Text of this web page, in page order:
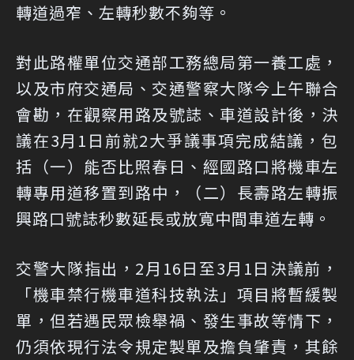
轉道過窄、左轉秒數不夠等。
對此路權單位交通部工務總局第一養工處，
以及市府交通局、交通警察大隊今上午聯合
會勘，在觀察用路及號誌、車道設計後，決
議在3月1日前就2大爭議事項完成結議，包
括（一）能否比照春日、經國路口將機車左
轉專用道移置到路中，（二）長壽路左轉振
興路口號誌秒數延長或放寬中間車道左轉。
交警大隊指出，2月16日至3月1日決議前，
「機車禁行機車道科技執法」項目將暫緩製
單，但若遇民眾檢舉禍、發生事故等情下，
仍須依現行法令規定製單及擔負肇責，其餘